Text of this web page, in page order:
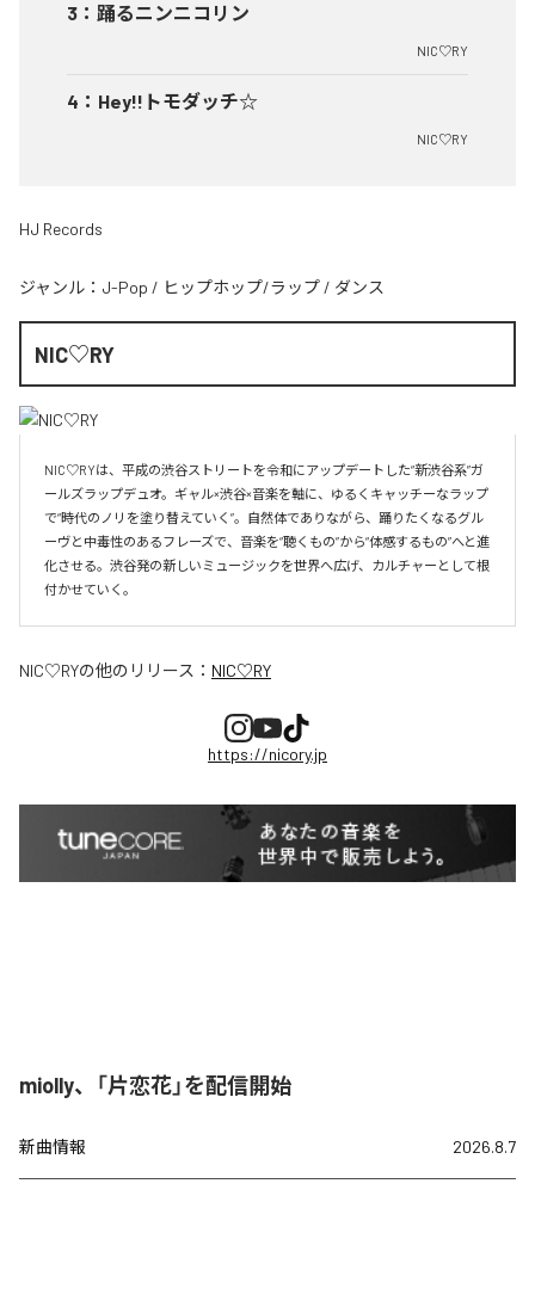
3 ： 踊るニンニコリン
NIC♡RY
4 ： Hey!!トモダッチ☆
NIC♡RY
HJ Records
ジャンル： J-Pop / ヒップホップ/ラップ / ダンス
NIC♡RY
NIC♡RYは、平成の渋谷ストリートを令和にアップデートした“新渋谷系”ガ
ールズラップデュオ。ギャル×渋谷×音楽を軸に、ゆるくキャッチーなラップ
で“時代のノリを塗り替えていく”。自然体でありながら、踊りたくなるグル
ーヴと中毒性のあるフレーズで、音楽を“聴くもの”から“体感するもの”へと進
化させる。渋谷発の新しいミュージックを世界へ広げ、カルチャーとして根
付かせていく。
NIC♡RYの他のリリース： NIC♡RY
https://nicory.jp
miolly、「片恋花」を配信開始
新曲情報 2026.8.7